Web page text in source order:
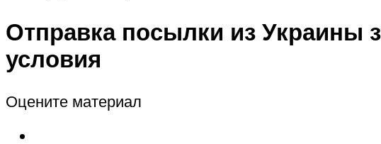
Отправка посылки из Украины
условия
Оцените материал